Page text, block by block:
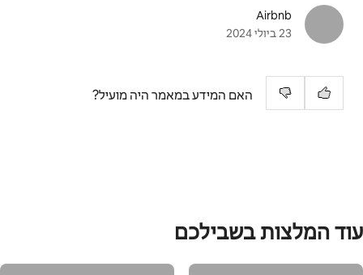
Airbnb
23 ביולי 2024
האם המידע במאמר היה מועיל?
עוד המלצות בשבילכם